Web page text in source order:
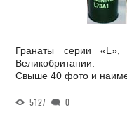
Гранаты серии
Великобритании.
Свыше 40 фото и
5127 0